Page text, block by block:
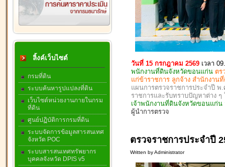
ลิ้งค์เว็บไซต์
กรมที่ดิน
ระบบค้นหารูปแปลงที่ดิน
เว็บไซต์หน่วยงานภายในกรม
ที่ดิน
ศูนย์ปฏิบัติการกรมที่ดิน
ระบบจัดการข้อมูลสารสนเทศ
จังหวัด POC
ระบบสารสนเทศทรัพยากร
บุคคลจังหวัด DPIS v5
วันที่ 15 กรกฎาคม 2569 เวลา
พนักงานที่ดินจังหวัดขอนแก่น ตร
แก่ข้าราชการ ลูกจ้าง สำนักงา
แผนการตรวจราชการประจำปี พ
ราชการและรับทราบปัญหาต่าง ๆ
เจ้าพนักงานที่ดินจังหวัดขอนแก่
ผู้นำการตรวจ
ตรวจราชการประจำปี
Written by Administrator